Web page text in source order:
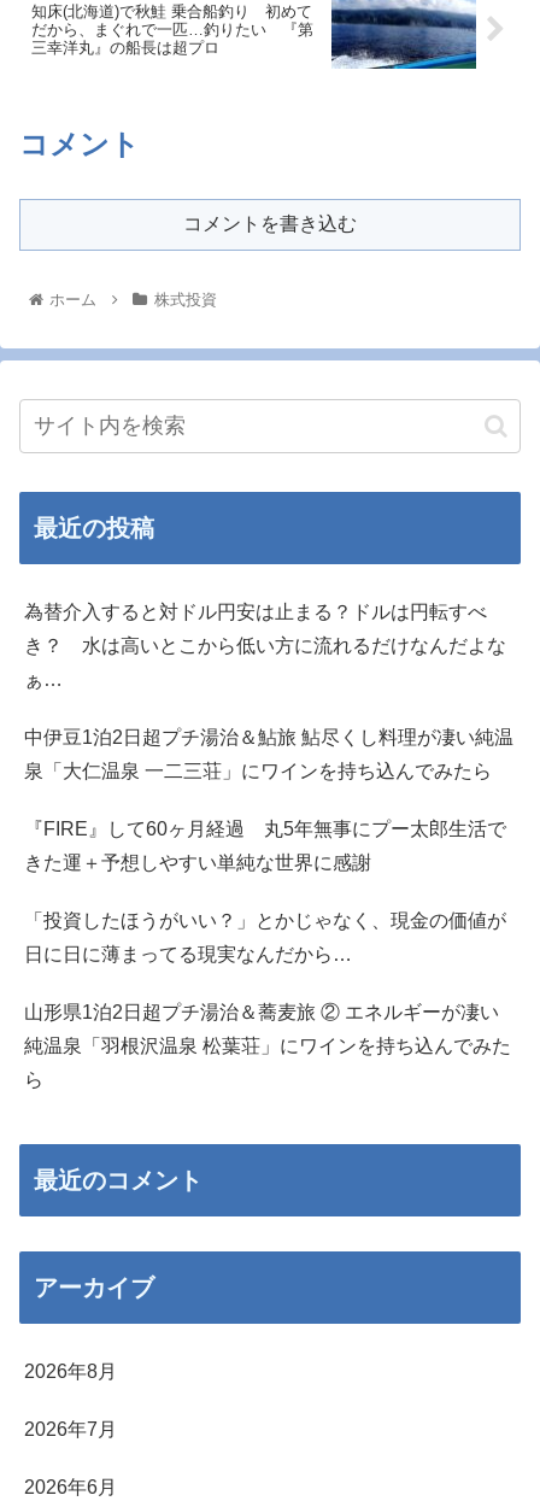
知床(北海道)で秋鮭 乗合船釣り 初めて
だから、まぐれで一匹…釣りたい 『第
三幸洋丸』の船長は超プロ
コメント
コメントを書き込む
ホーム 株式投資
最近の投稿
為替介入すると対ドル円安は止まる？ドルは円転すべ
き？ 水は高いとこから低い方に流れるだけなんだよな
ぁ…
中伊豆1泊2日超プチ湯治＆鮎旅 鮎尽くし料理が凄い純温
泉「大仁温泉 一二三荘」にワインを持ち込んでみたら
『FIRE』して60ヶ月経過 丸5年無事にプー太郎生活で
きた運＋予想しやすい単純な世界に感謝
「投資したほうがいい？」とかじゃなく、現金の価値が
日に日に薄まってる現実なんだから…
山形県1泊2日超プチ湯治＆蕎麦旅 ② エネルギーが凄い
純温泉「羽根沢温泉 松葉荘」にワインを持ち込んでみた
ら
最近のコメント
アーカイブ
2026年8月
2026年7月
2026年6月